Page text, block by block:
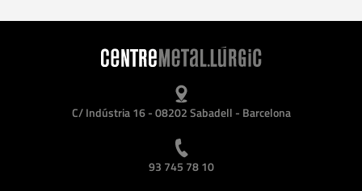
C/ Indústria 16 - 08202 Sabadell - Barcelona
93 745 78 10